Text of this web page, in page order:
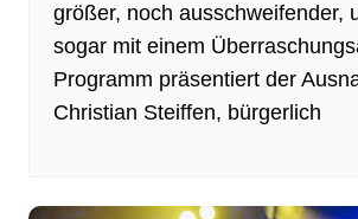
größer, noch ausschweifender,
sogar mit einem
Programm präsentiert der
Christian Steiffen, bürgerlich